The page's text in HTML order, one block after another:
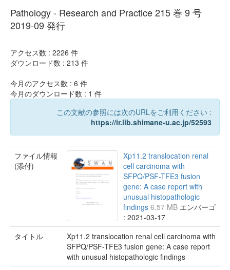
Pathology - Research and Practice 215 巻 9 号
2019-09 発行
アクセス数 : 2226 件
ダウンロード数 : 213 件
今月のアクセス数 : 6 件
今月のダウンロード数 : 1 件
この文献の参照には次のURLをご利用ください :
https://ir.lib.shimane-u.ac.jp/52593
ファイル情報
(添付)
Xp11.2 translocation renal
cell carcinoma with
SFPQ/PSF-TFE3 fusion
gene: A case report with
unusual histopathologic
findings 6.57 MB エンバーゴ
: 2021-03-17
タイトル
Xp11.2 translocation renal cell carcinoma with
SFPQ/PSF-TFE3 fusion gene: A case report
with unusual histopathologic findings